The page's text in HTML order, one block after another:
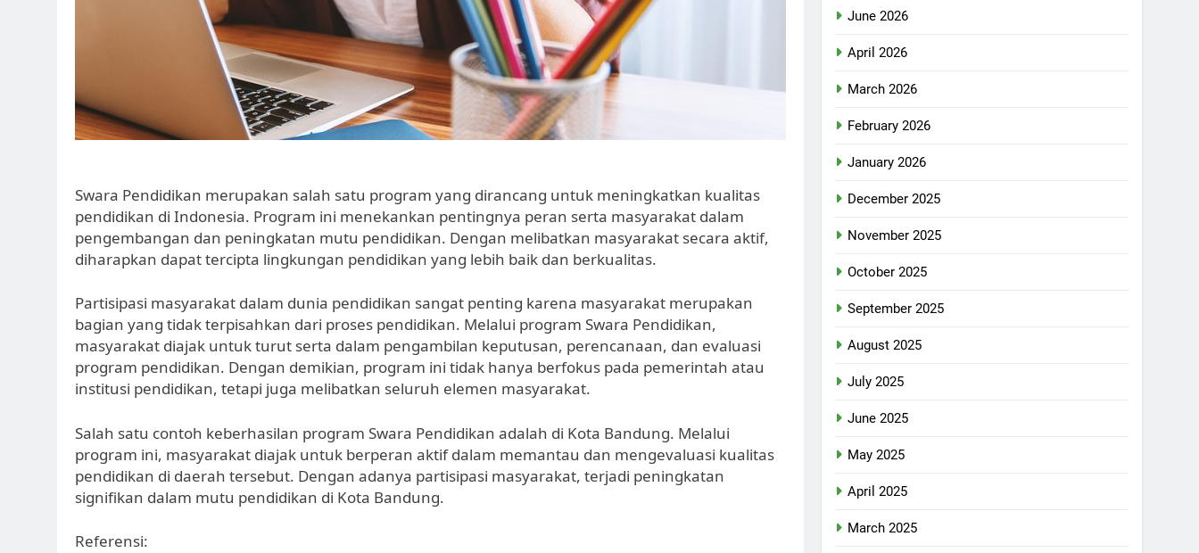
Swara Pendidikan merupakan salah satu program yang dirancang untuk meningkatkan kualitas
pendidikan di Indonesia. Program ini menekankan pentingnya peran serta masyarakat dalam
pengembangan dan peningkatan mutu pendidikan. Dengan melibatkan masyarakat secara aktif,
diharapkan dapat tercipta lingkungan pendidikan yang lebih baik dan berkualitas.
Partisipasi masyarakat dalam dunia pendidikan sangat penting karena masyarakat merupakan
bagian yang tidak terpisahkan dari proses pendidikan. Melalui program Swara Pendidikan,
masyarakat diajak untuk turut serta dalam pengambilan keputusan, perencanaan, dan evaluasi
program pendidikan. Dengan demikian, program ini tidak hanya berfokus pada pemerintah atau
institusi pendidikan, tetapi juga melibatkan seluruh elemen masyarakat.
Salah satu contoh keberhasilan program Swara Pendidikan adalah di Kota Bandung. Melalui
program ini, masyarakat diajak untuk berperan aktif dalam memantau dan mengevaluasi kualitas
pendidikan di daerah tersebut. Dengan adanya partisipasi masyarakat, terjadi peningkatan
signifikan dalam mutu pendidikan di Kota Bandung.
Referensi:
June 2026
April 2026
March 2026
February 2026
January 2026
December 2025
November 2025
October 2025
September 2025
August 2025
July 2025
June 2025
May 2025
April 2025
March 2025